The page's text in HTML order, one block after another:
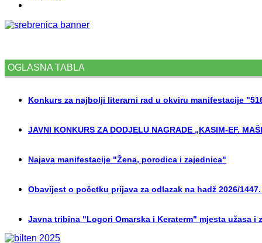
OGLASNA TABLA
Konkurs za najbolji literarni rad u okviru manifestacije
JAVNI KONKURS ZA DODJELU NAGRADE „KASIM-EF.
Najava manifestacije "Žena, porodica i zajednica"
Obavijest o početku prijava za odlazak na hadž 2026/
Javna tribina "Logori Omarska i Keraterm" mjesta užasa i